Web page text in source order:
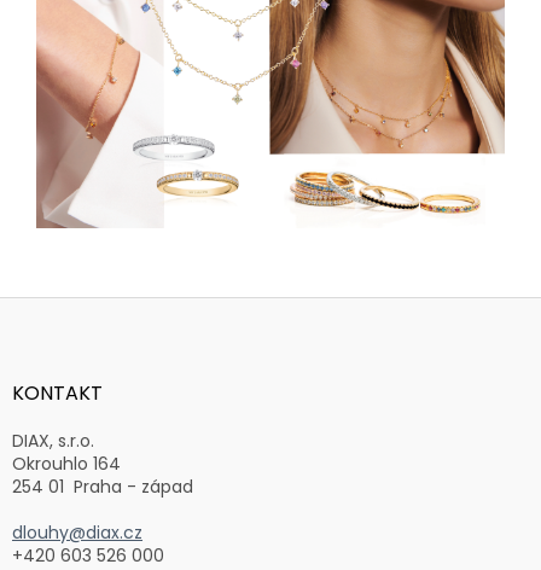
Z
aKONTAKT
DIAX, s.r.o.
Okrouhlo 164
254 01 Praha - západ
dlouhy@diax.cz
+420 603 526 000